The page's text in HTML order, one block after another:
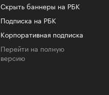
Скрыть баннеры на РБК
Подписка на РБК
Корпоративная подписка
Перейти на полную
версию